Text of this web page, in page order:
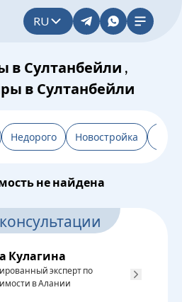
RU
в Султанбейли ,
в Султанбейли
Недорого Новостройка
не найдена
Кулагина
эксперт по
в Алании